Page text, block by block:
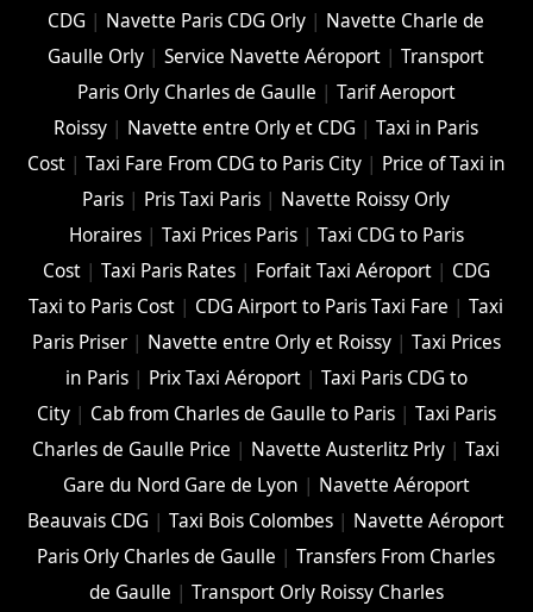
CDG | Navette Paris CDG Orly | Navette Charle de
Gaulle Orly |Service Navette Aéroport |Transport
Paris Orly Charles de Gaulle | Tarif Aeroport
Roissy | Navette entre Orly et CDG |Taxi in Paris
Cost| Taxi Fare From CDG to Paris City| Price of Taxi in
Paris | Pris Taxi Paris | Navette Roissy Orly
Horaires| Taxi Prices Paris| Taxi CDG to Paris
Cost| Taxi Paris Rates| Forfait Taxi Aéroport| CDG
Taxi to Paris Cost | CDG Airport to Paris Taxi Fare |Taxi
Paris Priser| Navette entre Orly et Roissy| Taxi Prices
in Paris| Prix Taxi Aéroport| Taxi Paris CDG to
City| Cab from Charles de Gaulle to Paris| Taxi Paris
Charles de Gaulle Price | Navette Austerlitz Prly |Taxi
Gare du Nord Gare de Lyon | Navette Aéroport
Beauvais CDG |Taxi Bois Colombes | Navette Aéroport
Paris Orly Charles de Gaulle |Transfers From Charles
de Gaulle | Transport Orly Roissy Charles